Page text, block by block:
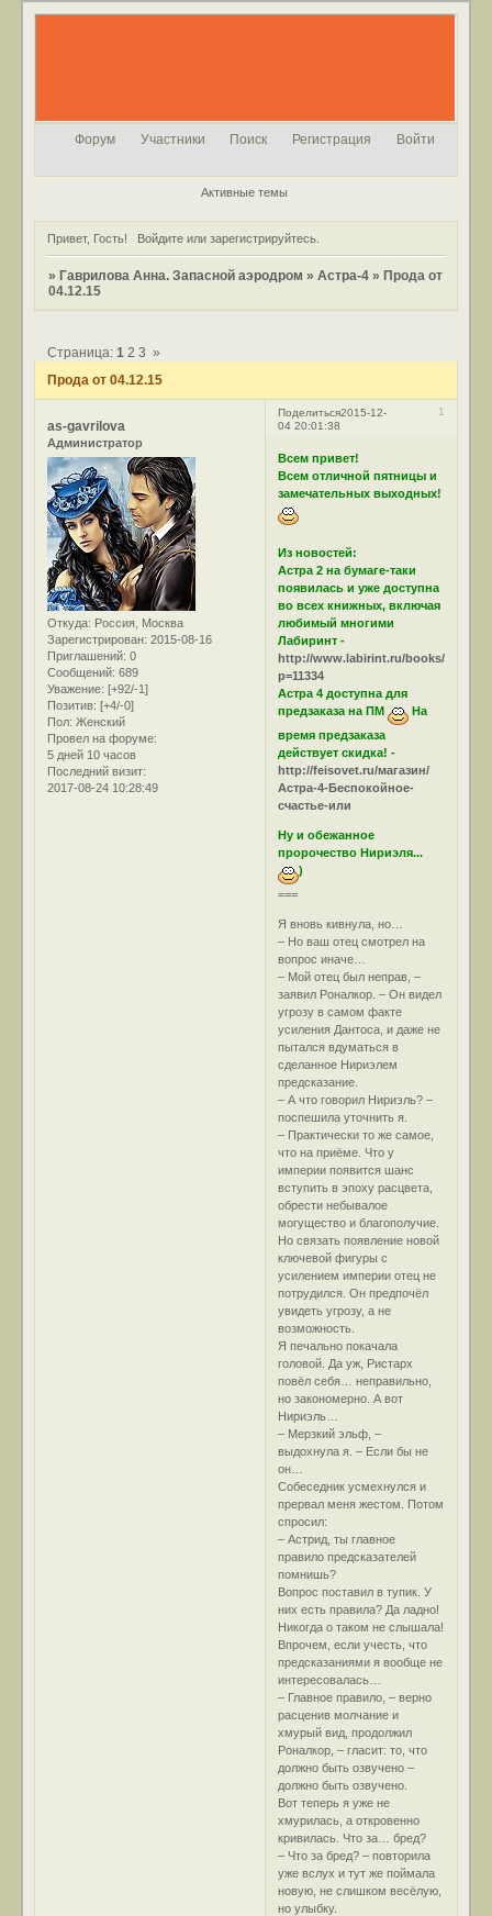
Форум Участники Поиск Регистрация Войти
Активные темы
Привет, Гость! Войдитеили зарегистрируйтесь.
» Гаврилова Анна. Запасной аэродром »Астра-4 » Прода от
04.12.15
Прода от 04.12.15
Страница:1 2 3 »
Поделиться 1
2015-12-
04 20:01:38
as-gavrilova
Администратор
Откуда: Россия, Москва
Зарегистрирован: 2015-08-16
Приглашений: 0
Сообщений: 689
Уважение: [+92/-1]
Позитив: [+4/-0]
Пол: Женский
Провел на форуме:
5 дней 10 часов
Последний визит:
2017-08-24 10:28:49
Всем привет!
Всем отличной пятницы и
замечательных выходных!
Из новостей:
Астра 2 на бумаге-таки
появилась и уже доступна
во всех книжных, включая
любимый многими
Лабиринт -
http://www.labirint.ru/books/512503/
p=11334
Астра 4 доступна для
предзаказа на ПМ
На
время предзаказа
действует скидка! -
http://feisovet.ru/магазин/
Астра-4-Беспокойное-
счастье-или
Ну и обежанное
пророчество Нириэля...
)
===
Я вновь кивнула, но…
– Но ваш отец смотрел на
вопрос иначе…
– Мой отец был неправ, –
заявил Роналкор. – Он видел
угрозу в самом факте
усиления Дантоса, и даже не
пытался вдуматься в
сделанное Нириэлем
предсказание.
– А что говорил Нириэль? –
поспешила уточнить я.
– Практически то же самое,
что на приёме. Что у
империи появится шанс
вступить в эпоху расцвета,
обрести небывалое
могущество и благополучие.
Но связать появление новой
ключевой фигуры с
усилением империи отец не
потрудился. Он предпочёл
увидеть угрозу, а не
возможность.
Я печально покачала
головой. Да уж, Ристарх
повёл себя… неправильно,
но закономерно. А вот
Нириэль…
– Мерзкий эльф, –
выдохнула я. – Если бы не
он…
Собеседник усмехнулся и
прервал меня жестом. Потом
спросил:
– Астрид, ты главное
правило предсказателей
помнишь?
Вопрос поставил в тупик. У
них есть правила? Да ладно!
Никогда о таком не слышала!
Впрочем, если учесть, что
предсказаниями я вообще не
интересовалась…
– Главное правило, – верно
расценив молчание и
хмурый вид, продолжил
Роналкор, – гласит: то, что
должно быть озвучено –
должно быть озвучено.
Вот теперь я уже не
хмурилась, а откровенно
кривилась. Что за… бред?
– Что за бред? – повторила
уже вслух и тут же поймала
новую, не слишком весёлую,
но улыбку.